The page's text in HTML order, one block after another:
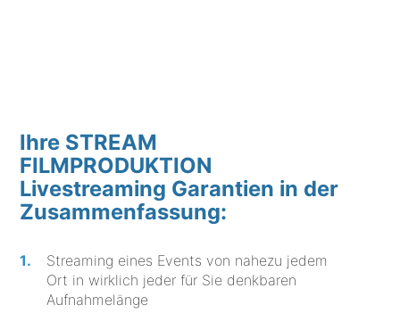
Ihre STREAM
FILMPRODUKTION
Livestreaming Garantien in der
Zusammenfassung:
Streaming eines Events von nahezu jedem
Ort in wirklich jeder für Sie denkbaren
Aufnahmelänge